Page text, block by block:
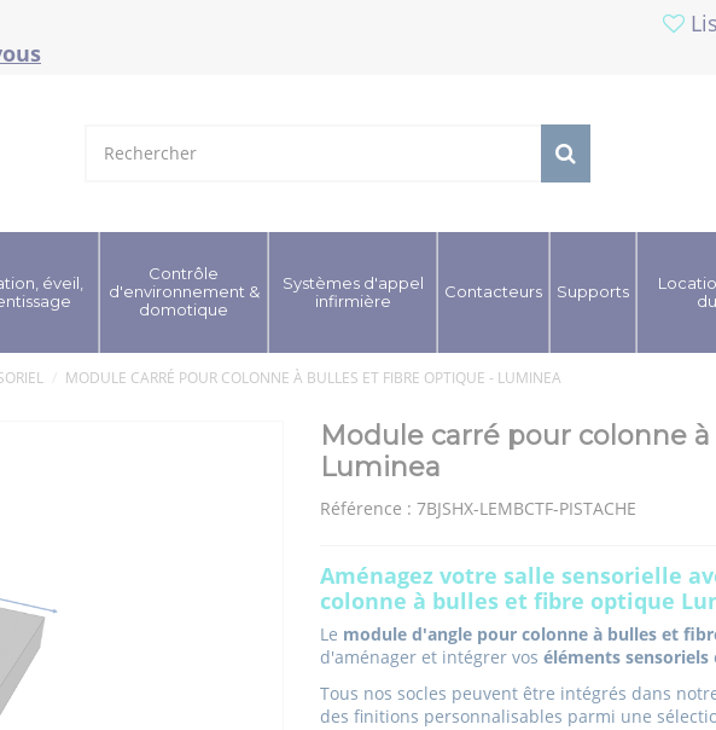
éveil,
Contrôle
d'environnement &
domotique
Systèmes d'appel
infirmière
Contacteurs Supports
MODULE CARRÉ POUR COLONNE À BULLES ET FIBRE OPTIQUE - LUMINEA
Module carré pour colonne
Luminea
Référence : 7BJSHX-LEMBCTF-PISTACHE
Aménagez votre salle sensorielle
colonne à bulles et fibre optique
Le module d'angle pour colonne à bulles et
d'aménager et intégrer vos éléments sensoriels
Tous nos socles peuvent être intégrés dans
des finitions personnalisables parmi une